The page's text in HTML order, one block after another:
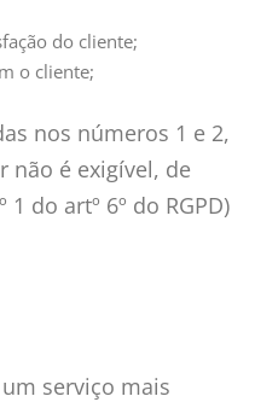
do cliente;
o cliente;
nos números 1 e 2,
não é exigível, de
do artº 6º do RGPD)
serviço mais